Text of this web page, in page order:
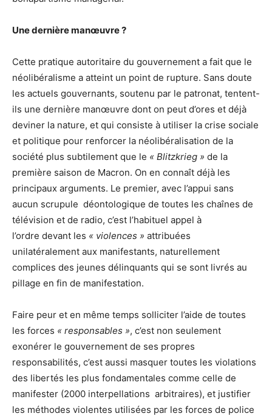
Une dernière manœuvre ?
Cette pratique autoritaire du gouvernement a fait que le
néolibéralisme a atteint un point de rupture. Sans doute
les actuels gouvernants, soutenu par le patronat, tentent-
ils une dernière manœuvre dont on peut d’ores et déjà
deviner la nature, et qui consiste à utiliser la crise sociale
et politique pour renforcer la néolibéralisation de la
société plus subtilement que le « Blitzkrieg » de la
première saison de Macron. On en connaît déjà les
principaux arguments. Le premier, avec l’appui sans
aucun scrupule déontologique de toutes les chaînes de
télévision et de radio, c’est l’habituel appel à
l’ordre devant les « violences » attribuées
unilatéralement aux manifestants, naturellement
complices des jeunes délinquants qui se sont livrés au
pillage en fin de manifestation.
Faire peur et en même temps solliciter l’aide de toutes
les forces « responsables », c’est non seulement
exonérer le gouvernement de ses propres
responsabilités, c’est aussi masquer toutes les violations
des libertés les plus fondamentales comme celle de
manifester (2000 interpellations arbitraires), et justifier
les méthodes violentes utilisées par les forces de police